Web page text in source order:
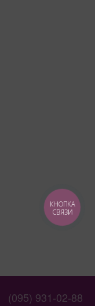
(095) 931-02-88
КНОПКА
СВЯЗИ